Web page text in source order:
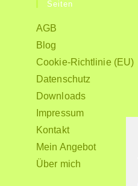
Seiten
AGB
Blog
Cookie-Richtlinie (EU)
Datenschutz
Downloads
Impressum
Kontakt
Mein Angebot
Über mich